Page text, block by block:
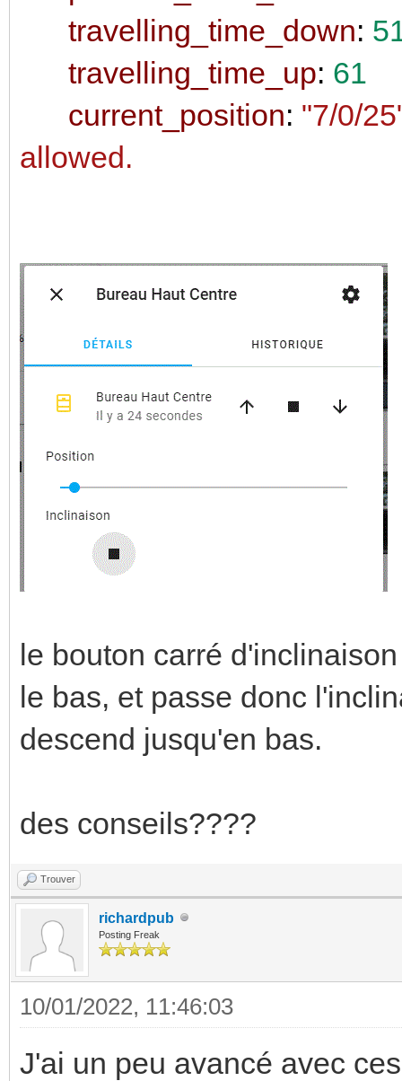
travelling_time_down:
travelling_time_up: 61
current_position: "7/0/
allowed.
le bouton carré
le bas, et passe donc
descend jusqu'en bas.
des conseils????
Trouver
richardpub
Posting Freak
10/01/2022, 11:46:03
J'ai un peu avancé avec